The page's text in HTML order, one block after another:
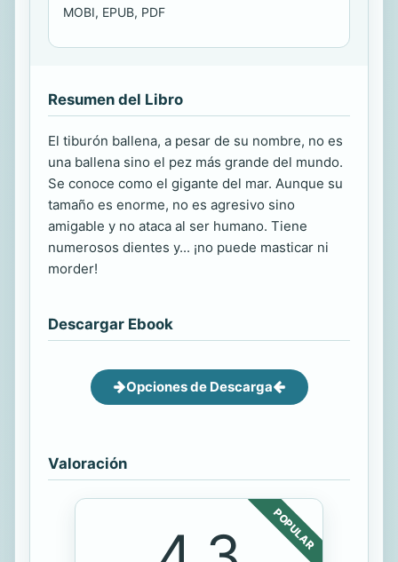
MOBI, EPUB, PDF
Resumen del Libro
El tiburón ballena, a pesar de su nombre, no es
una ballena sino el pez más grande del mundo.
Se conoce como el gigante del mar. Aunque su
tamaño es enorme, no es agresivo sino
amigable y no ataca al ser humano. Tiene
numerosos dientes y... ¡no puede masticar ni
morder!
Descargar Ebook
Opciones de Descarga
Valoración
POPULAR